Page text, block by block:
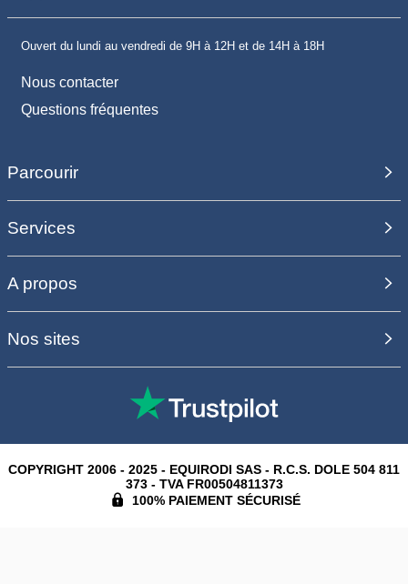
Ouvert du lundi au vendredi de 9H à 12H et de 14H à 18H
Nous contacter
Questions fréquentes
Parcourir
Services
A propos
Nos sites
COPYRIGHT 2006 - 2025 - EQUIRODI SAS - R.C.S. DOLE 504 811
373 - TVA FR00504811373
100% PAIEMENT SÉCURISÉ